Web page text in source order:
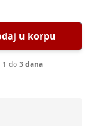
u korpu
1 do 3 dana